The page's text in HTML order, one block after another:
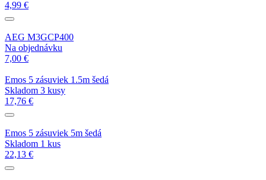
4,99 €
AEG M3GCP400
Na objednávku
7,00 €
Emos 5 zásuviek 1.5m šedá
Skladom 3 kusy
17,76 €
Emos 5 zásuviek 5m šedá
Skladom 1 kus
22,13 €